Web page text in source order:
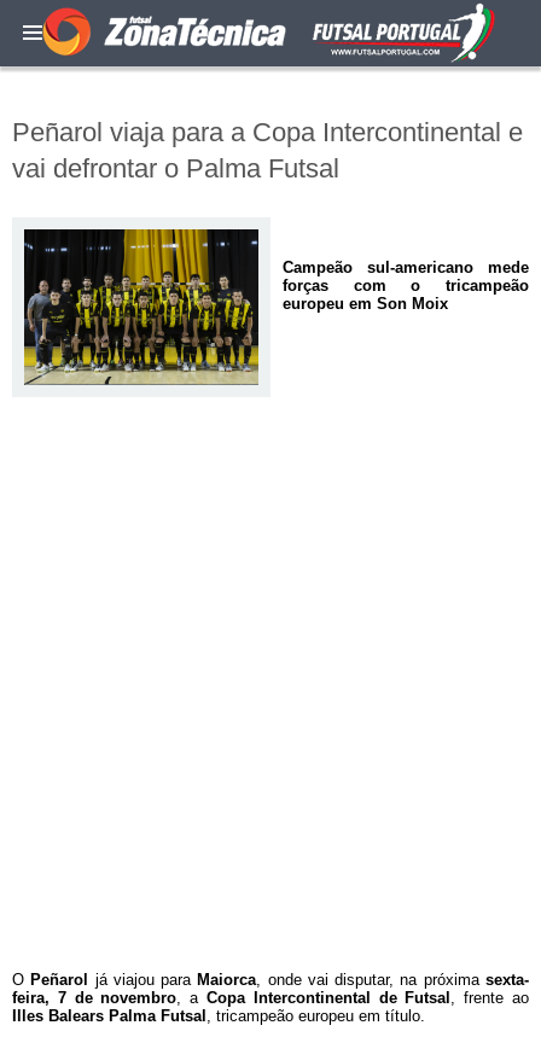
Peñarol viaja para a Copa Intercontinental e
vai defrontar o Palma Futsal
Campeão sul-americano mede
forças com o tricampeão
europeu em Son Moix
O Peñarol já viajou para Maiorca, onde vai disputar, na próximasexta-
feira, 7 de novembro, aCopa Intercontinental de Futsal , frente ao
Illes Balears Palma Futsal , tricampeão europeu em título.